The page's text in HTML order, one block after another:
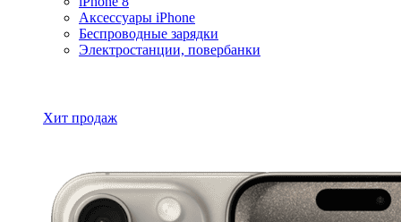
Аксессуары iPhone
Беспроводные зарядки
Электростанции, повербанки
Хит продаж